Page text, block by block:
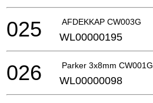
AFDEKKAP CW003G
025 WL00000195
Parker 3x8mm CW001G
026 WL00000098